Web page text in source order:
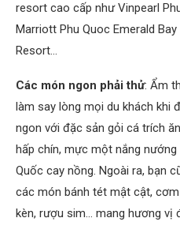
resort cao cấp như Vinpearl
Marriott Phu Quoc Emerald
Resort…
Các món ngon phải thử: Ẩm
làm say lòng mọi du khách khi
ngon với đặc sản gỏi cá trích
hấp chín, mực một nắng
Quốc cay nồng. Ngoài ra, bạn
các món bánh tét mật cật,
kèn, rượu sim… mang hương vị